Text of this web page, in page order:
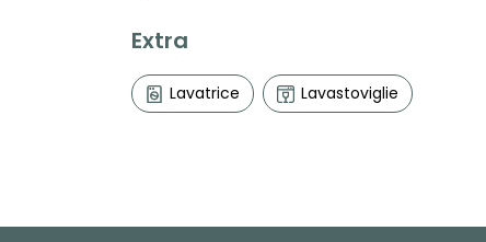
Extra
Lavatrice Lavastoviglie